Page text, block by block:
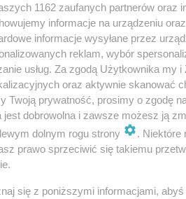
[Porada eksperta]
eksperta]
eksperta]
[Porada eksperta]
latka [Porada eksperta]
eksperta]
eksperta]
pośladkami [Porada eksperta]
1162 zaufanych partnerów oraz
informacje na urządzeniu
informacje wysyłane przez
reklam, wybór
usług. Za zgodą Użytkownika my
oraz aktywnie skanować
Twoją prywatność, prosimy o zgodę
jest dobrowolna i zawsze możesz ją
dolnym rogu strony
. Niektóre
prawo sprzeciwić się takiemu
się z poniższymi informacjami,